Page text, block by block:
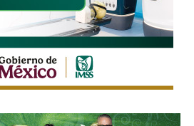
la empresa informó que l
podría llegar a 22.3% una
obligaciones que compró, lo
mayor accionista individual de
no ocurre: se proyecta para 2027.